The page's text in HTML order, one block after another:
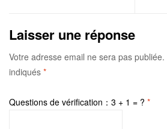
Laisser une réponse
Votre adresse email ne sera pas publiée.
indiqués *
Questions de vérification：3 + 1 = ? *